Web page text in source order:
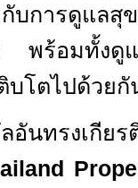
กับการดูแล
พร้อมทั้งดู
บโตไปด้วยกั
ลอันทรงเกีย